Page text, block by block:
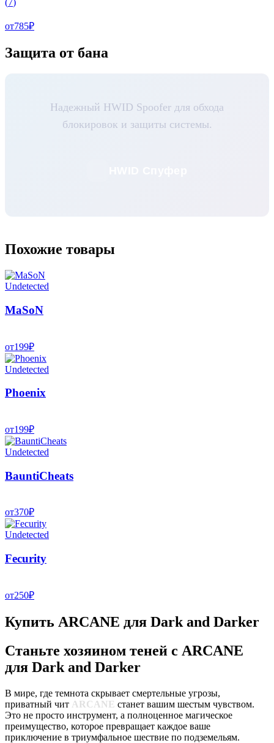
(7)
от785₽
Защита от бана
Надежный HWID Spoofer для обхода
блокировок и защиты системы.
Похожие товары
Undetected
MaSoN
от199₽
Undetected
Phoenix
от199₽
Undetected
BauntiCheats
от370₽
Undetected
Fecurity
от250₽
Купить ARCANE для Dark and Darker
Станьте хозяином теней с ARCANE
для Dark and Darker
В мире, где темнота скрывает смертельные угрозы,
приватный чит ARCANE станет вашим шестым чувством.
Это не просто инструмент, а полноценное магическое
преимущество, которое превращает каждое ваше
приключение в триумфальное шествие по подземельям.